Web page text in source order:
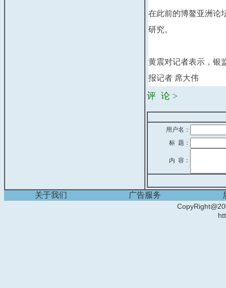
在此前的博鳌亚洲论
研究。
黄震对记者表示，银
报记者 席大伟
评 论 >
用户名：
标 题：
内 容：
关于我们 广告服务